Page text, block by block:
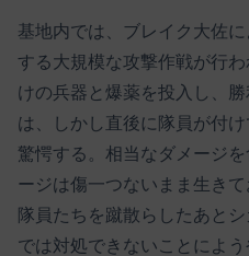
基地内では、ブレイク大佐
する大規模な攻撃作戦が行
けの兵器と爆薬を投入し、
は、しかし直後に隊員が付
驚愕する。相当なダメージ
ージは傷一つないまま生き
隊員たちを蹴散らしたあと
では対処できないことによ